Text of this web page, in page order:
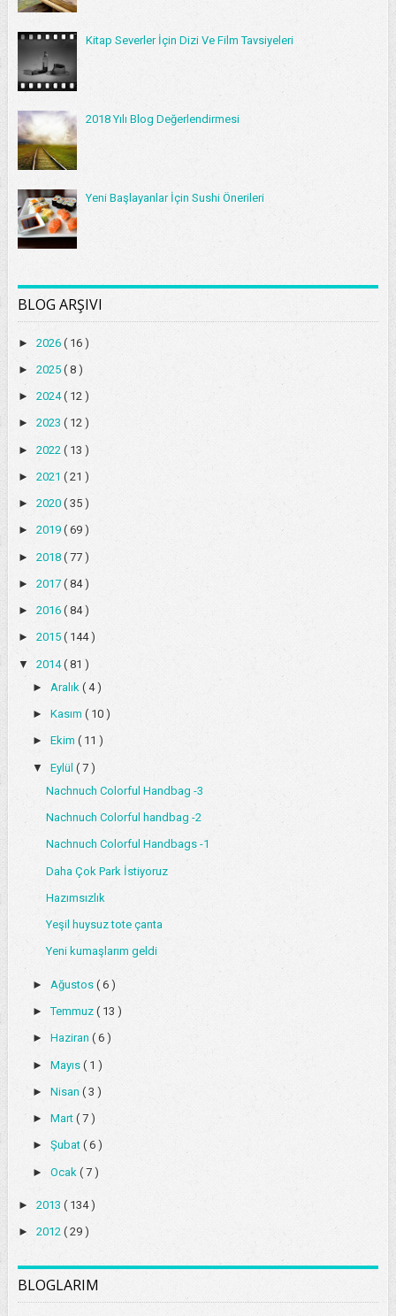
Kitap Severler İçin Dizi Ve Film Tavsiyeleri
2018 Yılı Blog Değerlendirmesi
Yeni Başlayanlar İçin Sushi Önerileri
BLOG ARŞIVI
► 2026 ( 16 )
► 2025 ( 8 )
► 2024( 12 )
► 2023 ( 12 )
► 2022 ( 13 )
► 2021 ( 21 )
► 2020 ( 35 )
► 2019 ( 69 )
► 2018 ( 77 )
► 2017 ( 84 )
► 2016 ( 84 )
► 2015 ( 144 )
▼ 2014( 81 )
► Aralık ( 4 )
► Kasım ( 10 )
► Ekim ( 11 )
▼ Eylül ( 7 )
Nachnuch Colorful Handbag -3
Nachnuch Colorful handbag -2
Nachnuch Colorful Handbags -1
Daha Çok Park İstiyoruz
Hazımsızlık
Yeşil huysuz tote çanta
Yeni kumaşlarım geldi
► Ağustos ( 6 )
►Temmuz ( 13 )
► Haziran ( 6 )
► Mayıs ( 1 )
► Nisan ( 3 )
► Mart ( 7 )
► Şubat ( 6 )
► Ocak ( 7 )
► 2013 ( 134 )
► 2012 ( 29 )
BLOGLARIM